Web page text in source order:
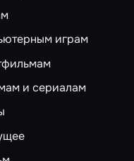
играм
и сериалам